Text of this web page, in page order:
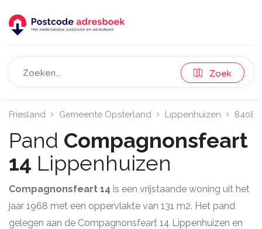
Zoek
Friesland Gemeente Opsterland Lippenhuizen 8408
Pand Compagnonsfeart
14 Lippenhuizen
Compagnonsfeart 14 is een vrijstaande woning uit het
jaar 1968 met een oppervlakte van 131 m2. Het pand
gelegen aan de Compagnonsfeart 14 Lippenhuizen en